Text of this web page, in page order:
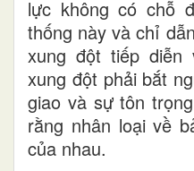
lực không có chỗ
thống này và chỉ
xung đột tiếp diễn
xung đột phải bắt
giao và sự tôn
rằng nhân loại về
của nhau.